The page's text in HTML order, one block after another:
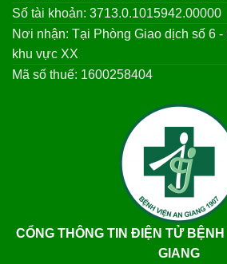
Số tài khoản: 3713.0.1015942.00000
Nơi nhận: Tại Phòng Giao dịch số 6
khu vực XX
Mã số thuế: 1600258404
CỔNG THÔNG TIN ĐIỆN TỬ
GIANG